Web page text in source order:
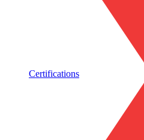
Certifications